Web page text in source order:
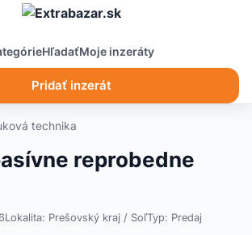
HľadaťMoje inzeráty
Pridať inzerát
technika
reprobedne
Lokalita: Prešovský kraj / SoľTyp: Predaj